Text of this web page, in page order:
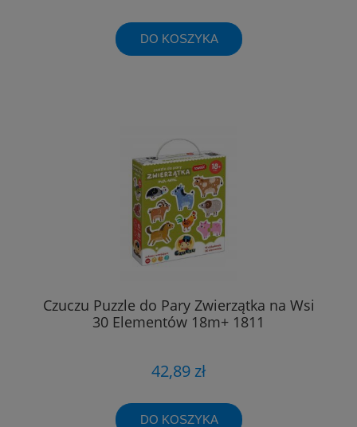
DO KOSZYKA
Czuczu Puzzle do Pary Zwierzątka na Wsi
30 Elementów 18m+ 1811
42,89 zł
DO KOSZYKA